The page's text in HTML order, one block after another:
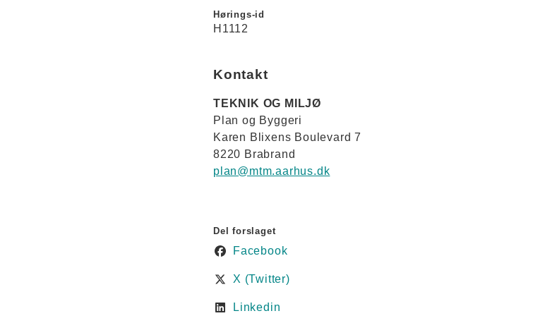
Hørings-id
H1112
Kontakt
TEKNIK OG MILJØ
Plan og Byggeri
Karen Blixens Boulevard 7
8220 Brabrand
plan@mtm.aarhus.dk
Del forslaget
Facebook
X (Twitter)
Linkedin